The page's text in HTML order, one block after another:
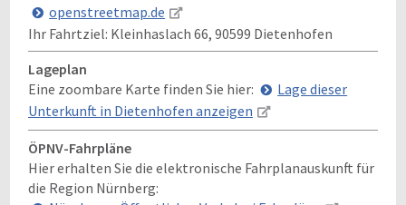
openstreetmap.de
Ihr Fahrtziel: Kleinhaslach 66, 90599 Dietenhofen
Lageplan
Eine zoombare Karte finden Sie hier:
Lage dieser
Unterkunft in Dietenhofen anzeigen
ÖPNV-Fahrpläne
Hier erhalten Sie die elektronische Fahrplanauskunft für
die Region Nürnberg: